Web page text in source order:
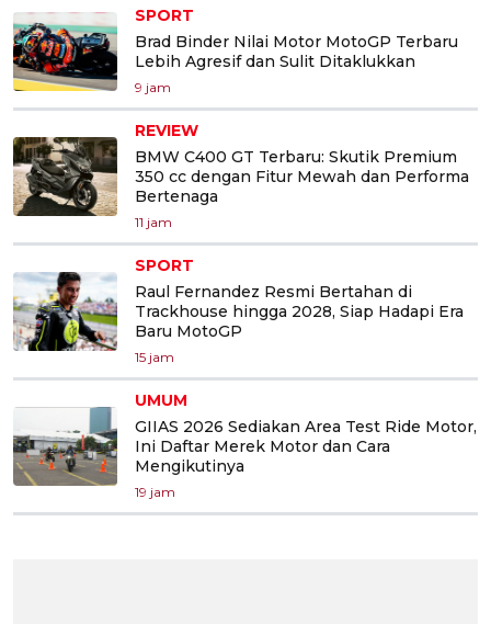
SPORT
Brad Binder Nilai Motor MotoGP Terbaru
Lebih Agresif dan Sulit Ditaklukkan
9 jam
REVIEW
BMW C400 GT Terbaru: Skutik Premium
350 cc dengan Fitur Mewah dan Performa
Bertenaga
11 jam
SPORT
Raul Fernandez Resmi Bertahan di
Trackhouse hingga 2028, Siap Hadapi Era
Baru MotoGP
15 jam
UMUM
GIIAS 2026 Sediakan Area Test Ride Motor,
Ini Daftar Merek Motor dan Cara
Mengikutinya
19 jam